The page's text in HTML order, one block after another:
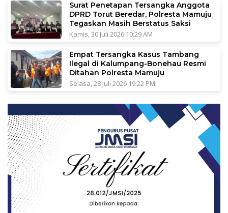
Surat Penetapan Tersangka Anggota
DPRD Torut Beredar, Polresta Mamuju
Tegaskan Masih Berstatus Saksi
Kamis, 30 Juli 2026 10:29 AM
Empat Tersangka Kasus Tambang
Ilegal di Kalumpang-Bonehau Resmi
Ditahan Polresta Mamuju
Selasa, 28 Juli 2026 19:22 PM